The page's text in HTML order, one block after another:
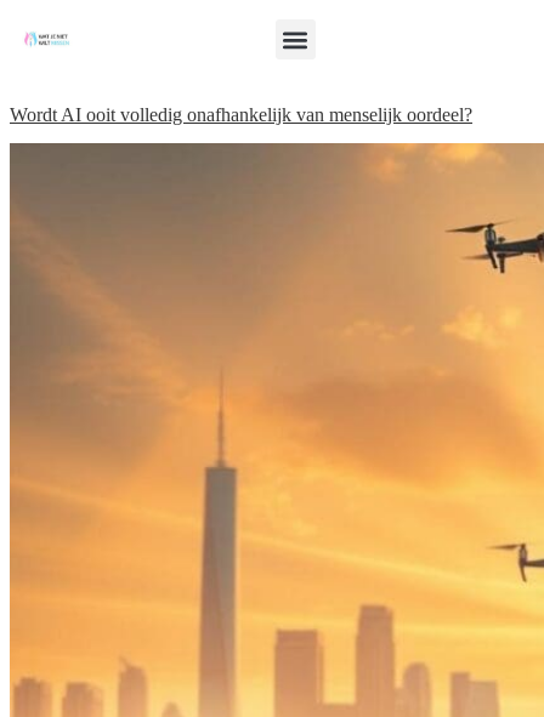
Wordt AI ooit volledig onafhankelijk van menselijk oordeel?